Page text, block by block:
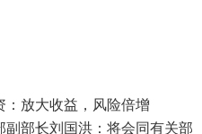
：放大收益，风险倍增
部长刘国洪：将会同有关部